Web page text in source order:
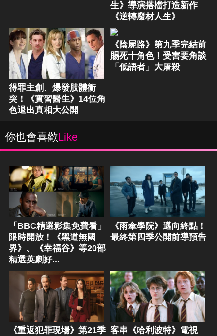
生》導演搭檔打造新作
《逆轉廢材人生》
得罪主創、爆發肢體衝
突！《實習醫生》14位角
色退出真相大公開
《陰屍路》第九季完結前
賜死十角色！受害要角談
「低語者」大屠殺
你也會喜歡Like
「BBC精選影集免費看」
限時開放！《黑道無國
界》、《幸福谷》等20部
精選英劇好...
《雨傘學院》邁向終點！
最終第四季公開前導預告
《重返犯罪現場》第21季 客串《哈利波特》電視